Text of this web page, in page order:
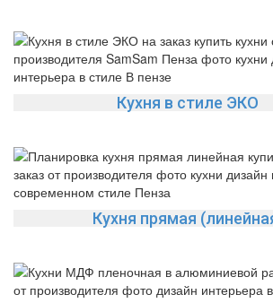
Кухня в стиле ЭКО
Кухня прямая